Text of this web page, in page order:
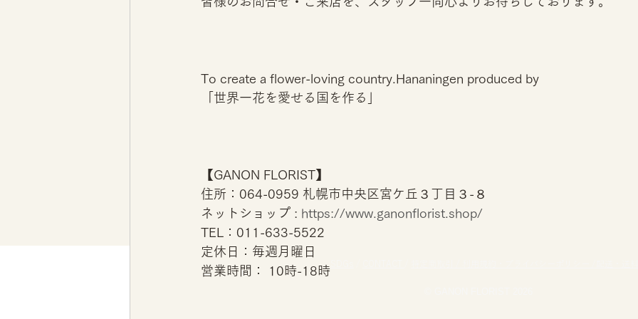
To create a flower-loving country.Hananingen produced by
「世界一花を愛せる国を作る」
【GANON FLORIST】
住所：064-0959 札幌市中央区宮ケ丘３丁目３-８
ネットショップ : https://www.ganonflorist.shop/
TEL：011-633-5522
定休日：毎週月曜日
営業時間： 10時-18時